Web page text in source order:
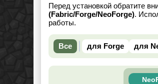
Перед установкой обратите
(Fabric/Forge/NeoForge).
работы.
Все для Forge для